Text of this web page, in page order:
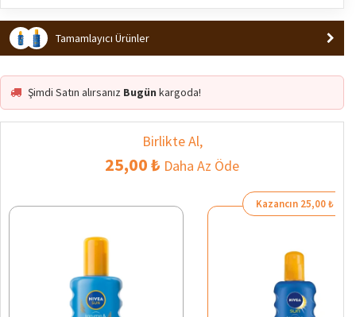
Tamamlayıcı Ürünler
Şimdi Satın alırsanız Bugün kargoda!
Birlikte Al,
25,00 ₺ Daha Az Öde
Kazancın 25,00 ₺